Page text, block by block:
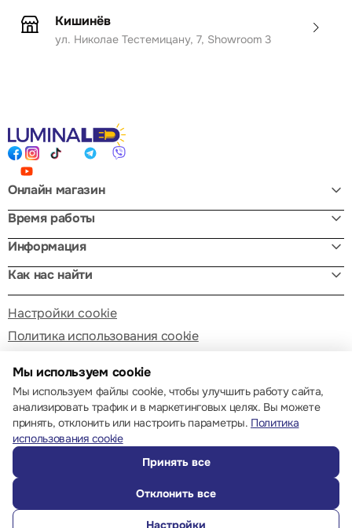
Кишинёв
ул. Николае Тестемицану, 7, Showroom 3
Онлайн магазин
Время работы
Информация
Как нас найти
Настройки cookie
Политика использования cookie
© 2013 – 2026 ECOM
Мы используем cookie
Мы используем файлы cookie, чтобы улучшить работу сайта,
анализировать трафик и в маркетинговых целях. Вы можете
принять, отклонить или настроить параметры. Политика
использования cookie
Принять все
Отклонить все
Настройки